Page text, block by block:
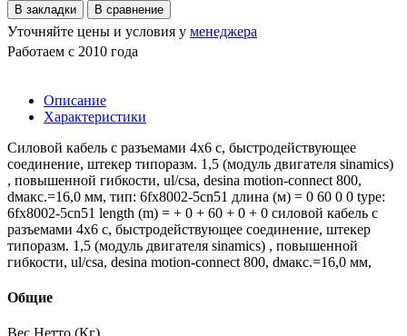
В закладки
В сравнение
Уточняйте цены и условия у менеджера
Работаем с 2010 года
Описание
Характеристики
Силовой кабель с разъемами 4x6 c, быстродействующее
соединение, штекер типоразм. 1,5 (модуль двигателя sinamics)
, повышенной гибкости, ul/csa, desina motion-connect 800,
dмакс.=16,0 мм, тип: 6fx8002-5cn51 длина (м) = 0 60 0 0 type:
6fx8002-5cn51 length (m) = + 0 + 60 + 0 + 0 силовой кабель с
разъемами 4x6 c, быстродействующее соединение, штекер
типоразм. 1,5 (модуль двигателя sinamics) , повышенной
гибкости, ul/csa, desina motion-connect 800, dмакс.=16,0 мм,
Общие